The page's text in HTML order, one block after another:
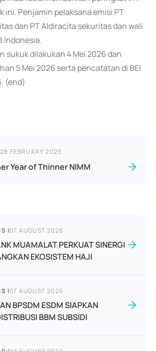
ini. Penjamin pelaksana emisi PT
dan PT Aldiracita sekuritas dan wali
Indonesia.
sukuk dilakukan 4 Mei 2026 dan
5 Mei 2026 serta pencatatan di BEI
(end)
28 FEBRUARY 2025
Year of Thinner NIMM
|07 AUGUST 2026
MUAMALAT PERKUAT SINERGI
EKOSISTEM HAJI
|07 AUGUST 2026
BPSDM ESDM SIAPKAN
BBM SUBSIDI